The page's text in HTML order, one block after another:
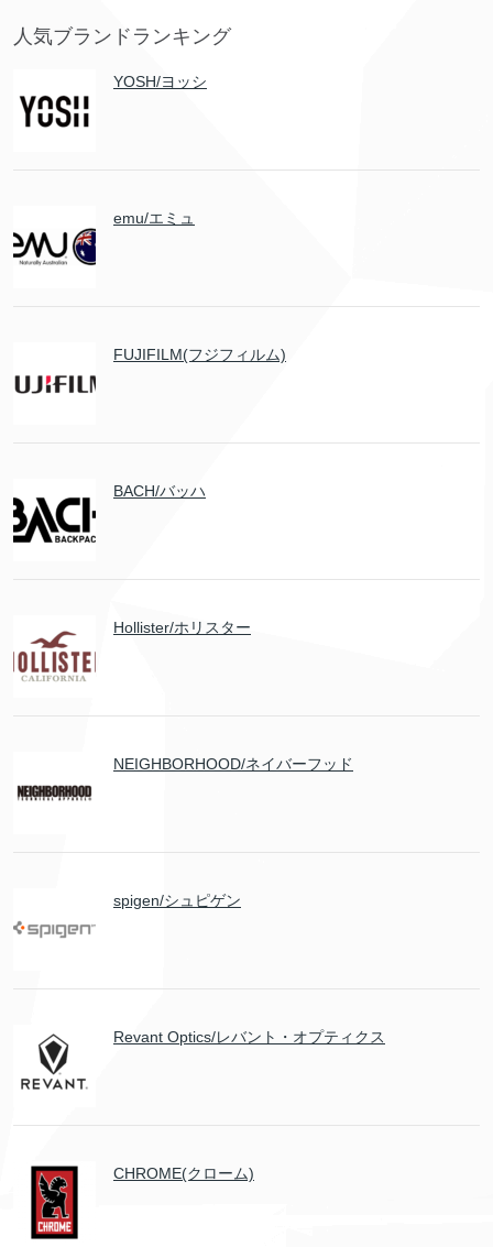
人気ブランドランキング
YOSH/ヨッシ
emu/エミュ
FUJIFILM(フジフィルム)
BACH/バッハ
Hollister/ホリスター
NEIGHBORHOOD/ネイバーフッド
spigen/シュピゲン
Revant Optics/レバント・オプティクス
CHROME(クローム)